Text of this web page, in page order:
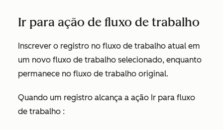
Ir para ação de fluxo de trabalho
Inscrever o registro no fluxo de trabalho atual em
um novo fluxo de trabalho selecionado, enquanto
permanece no fluxo de trabalho original.
Quando um registro alcança a ação Ir para fluxo
de trabalho :